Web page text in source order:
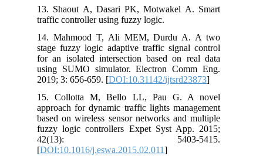
13. Shaout A, Dasari PK, Motwakel A. Smart
traffic controller using fuzzy logic.
14. Mahmood T, Ali MEM, Durdu A. A two
stage fuzzy logic adaptive traffic signal control
for an isolated intersection based on real data
using SUMO simulator. Electron Comm Eng.
2019; 3: 656-659. [DOI:10.31142/ijtsrd23873
15. Collotta M, Bello LL, Pau G. A novel
approach for dynamic traffic lights management
based on wireless sensor networks and multiple
fuzzy logic controllers Expet Syst App. 2015;
42(13): 5403-5415.
[DOI:10.1016/j.eswa.2015.02.011